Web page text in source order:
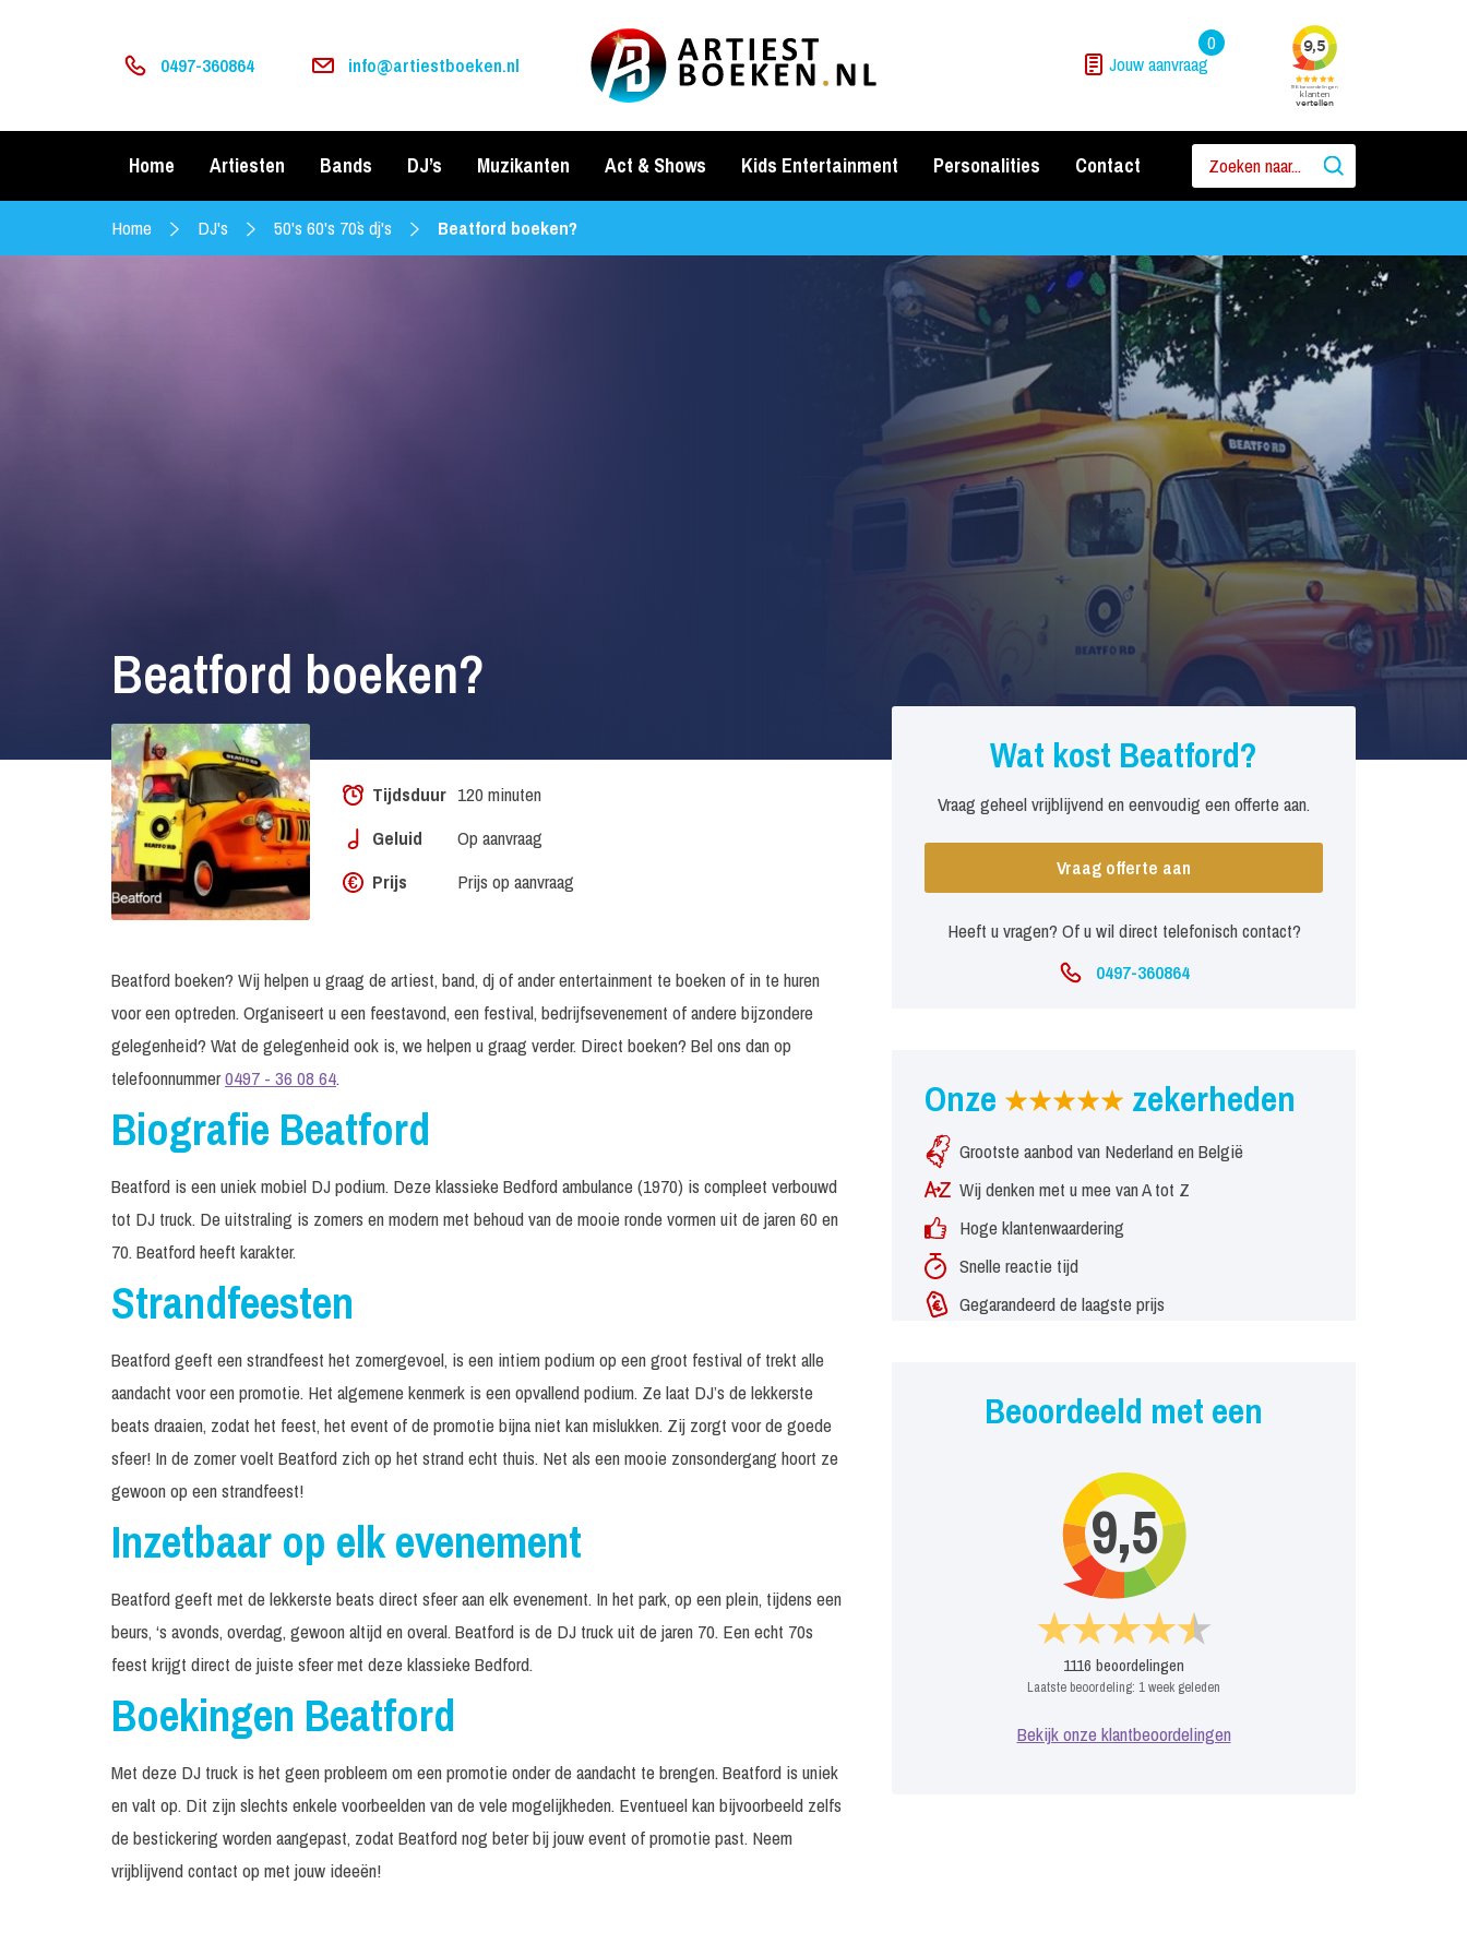
0497-360864 info@artiestboeken.nl Jouw aanvraag
0
Home Artiesten Bands DJ’s Muzikanten Act & Shows Kids Entertainment Personalities Contact
Home DJ's 50's 60's 70`s dj's Beatford boeken?
Beatford boeken?
Tijdsduur 120 minuten
Geluid
Op aanvraag
Prijs
Prijs op aanvraag
Beatford boeken? Wij helpen u graag de artiest, band, dj of ander entertainment te boeken of in te huren
voor een optreden. Organiseert u een feestavond, een festival, bedrijfsevenement of andere bijzondere
gelegenheid? Wat de gelegenheid ook is, we helpen u graag verder. Direct boeken? Bel ons dan op
telefoonnummer0497 - 36 08 64.
Biografie Beatford
Beatford is een uniek mobiel DJ podium. Deze klassieke Bedford ambulance (1970) is compleet verbouwd
tot DJ truck. De uitstraling is zomers en modern met behoud van de mooie ronde vormen uit de jaren 60 en
70. Beatford heeft karakter.
Strandfeesten
Beatford geeft een strandfeest het zomergevoel, is een intiem podium op een groot festival of trekt alle
aandacht voor een promotie. Het algemene kenmerk is een opvallend podium. Ze laat DJ’s de lekkerste
beats draaien, zodat het feest, het event of de promotie bijna niet kan mislukken. Zij zorgt voor de goede
sfeer! In de zomer voelt Beatford zich op het strand echt thuis. Net als een mooie zonsondergang hoort ze
gewoon op een strandfeest!
Inzetbaar op elk evenement
Beatford geeft met de lekkerste beats direct sfeer aan elk evenement. In het park, op een plein, tijdens een
beurs, ‘s avonds, overdag, gewoon altijd en overal. Beatford is de DJ truck uit de jaren 70. Een echt 70s
feest krijgt direct de juiste sfeer met deze klassieke Bedford.
Boekingen Beatford
Met deze DJ truck is het geen probleem om een promotie onder de aandacht te brengen. Beatford is uniek
en valt op. Dit zijn slechts enkele voorbeelden van de vele mogelijkheden. Eventueel kan bijvoorbeeld zelfs
de bestickering worden aangepast, zodat Beatford nog beter bij jouw event of promotie past. Neem
vrijblijvend contact op met jouw ideeën!
Wat kost Beatford?
Vraag geheel vrijblijvend en eenvoudig een offerte aan.
Vraag offerte aan
Heeft u vragen? Of u wil direct telefonisch contact?
0497-360864
Onze zekerheden
Grootste aanbod van Nederland en België
Wij denken met u mee van A tot Z
Hoge klantenwaardering
Snelle reactie tijd
Gegarandeerd de laagste prijs
Beoordeeld met een
9,5
1116 beoordelingen
Laatste beoordeling: 1 week geleden
Bekijk onze klantbeoordelingen